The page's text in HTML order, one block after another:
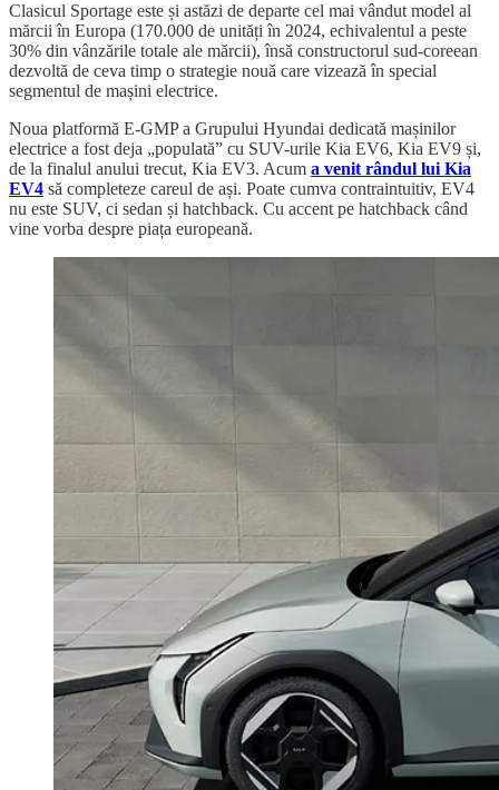
Clasicul Sportage este și astăzi de departe cel mai vândut model al
mărcii în Europa (170.000 de unități în 2024, echivalentul a peste
30% din vânzările totale ale mărcii), însă constructorul sud-coreean
dezvoltă de ceva timp o strategie nouă care vizează în special
segmentul de mașini electrice.
Noua platformă E-GMP a Grupului Hyundai dedicată mașinilor
electrice a fost deja „populată” cu SUV-urile Kia EV6, Kia EV9 și,
de la finalul anului trecut, Kia EV3. Acum a venit rândul lui Kia
EV4 să completeze careul de ași. Poate cumva contraintuitiv, EV4
nu este SUV, ci sedan și hatchback. Cu accent pe hatchback când
vine vorba despre piața europeană.